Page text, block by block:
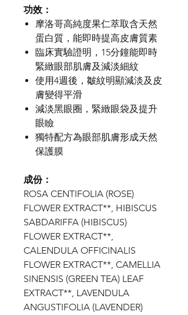
功效：
摩洛哥高純度果仁萃取含天然
蛋白質，能即時提高皮膚質素
臨床實驗證明，15分鐘能即時
緊緻眼部肌膚及減淡細紋
使用4週後，皺紋明顯減淡及皮
膚變得平滑
減淡黑眼圈，緊緻眼袋及提升
眼瞼
獨特配方為眼部肌膚形成天然
保護膜
成份：
ROSA CENTIFOLIA (ROSE)
FLOWER EXTRACT**, HIBISCUS
SABDARIFFA (HIBISCUS)
FLOWER EXTRACT**,
CALENDULA OFFICINALIS
FLOWER EXTRACT**, CAMELLIA
SINENSIS (GREEN TEA) LEAF
EXTRACT**, LAVENDULA
ANGUSTIFOLIA (LAVENDER)